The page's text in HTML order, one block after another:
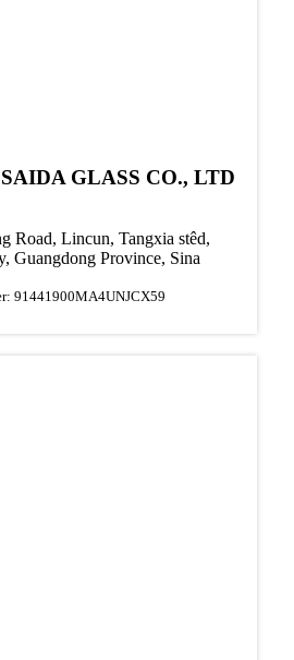
GLASS CO., LTD
Road, Lincun, Tangxia stêd,
Guangdong Province, Sina
91441900MA4UNJCX59